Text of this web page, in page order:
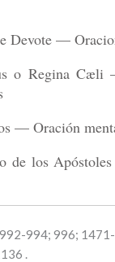
Devote —
o Regina Cæli
— Oración
de los
992-994; 996;
.